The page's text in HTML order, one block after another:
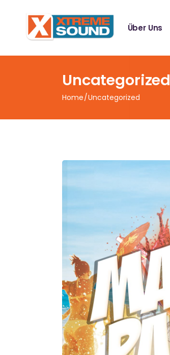
Über Uns
Uncategorized
Home Uncategorized